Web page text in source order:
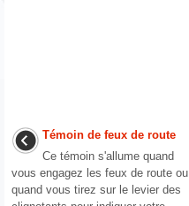
Témoin de feux de route
Ce témoin s'allume quand
vous engagez les feux de route ou
quand vous tirez sur le levier des